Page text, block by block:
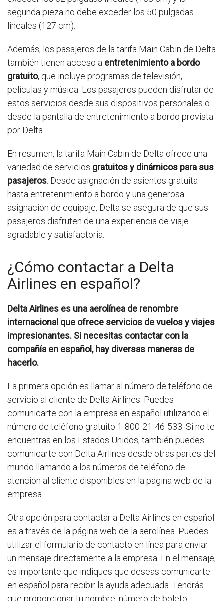
segunda pieza no debe exceder los 50 pulgadas
lineales (127 cm).
Además, los pasajeros de la tarifa Main Cabin de Delta
también tienen acceso a entretenimiento a bordo
gratuito, que incluye programas de televisión,
películas y música. Los pasajeros pueden disfrutar de
estos servicios desde sus dispositivos personales o
desde la pantalla de entretenimiento a bordo provista
por Delta.
En resumen, la tarifa Main Cabin de Delta ofrece una
variedad de servicios gratuitos y dinámicos para sus
pasajeros . Desde asignación de asientos gratuita
hasta entretenimiento a bordo y una generosa
asignación de equipaje, Delta se asegura de que sus
pasajeros disfruten de una experiencia de viaje
agradable y satisfactoria.
¿Cómo contactar a Delta
Airlines en español?
Delta Airlines es una aerolínea de renombre
internacional que ofrece servicios de vuelos y viajes
impresionantes. Si necesitas contactar con la
compañía en español, hay diversas maneras de
hacerlo.
La primera opción es llamar al número de teléfono de
servicio al cliente de Delta Airlines. Puedes
comunicarte con la empresa en español utilizando el
número de teléfono gratuito 1-800-21-46-533. Si no te
encuentras en los Estados Unidos, también puedes
comunicarte con Delta Airlines desde otras partes del
mundo llamando a los números de teléfono de
atención al cliente disponibles en la página web de la
empresa.
Otra opción para contactar a Delta Airlines en español
es a través de la página web de la aerolínea. Puedes
utilizar el formulario de contacto en línea para enviar
un mensaje directamente a la empresa. En el mensaje,
es importante que indiques que deseas comunicarte
en español para recibir la ayuda adecuada. Tendrás
que proporcionar tu nombre, número de boleto,